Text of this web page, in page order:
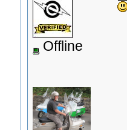
Offline